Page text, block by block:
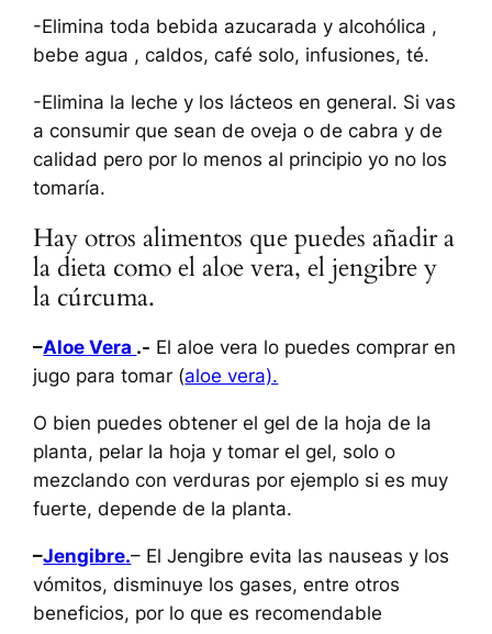
-Elimina toda bebida azucarada y alcohólica ,
bebe agua , caldos, café solo, infusiones, té.
-Elimina la leche y los lácteos en general. Si vas
a consumir que sean de oveja o de cabra y de
calidad pero por lo menos al principio yo no los
tomaría.
Hay otros alimentos que puedes añadir a
la dieta como el aloe vera, el jengibre y
la cúrcuma.
–Aloe Vera .- El aloe vera lo puedes comprar en
jugo para tomar (aloe vera).
O bien puedes obtener el gel de la hoja de la
planta, pelar la hoja y tomar el gel, solo o
mezclando con verduras por ejemplo si es muy
fuerte, depende de la planta.
–Jengibre.– El Jengibre evita las nauseas y los
vómitos, disminuye los gases, entre otros
beneficios, por lo que es recomendable